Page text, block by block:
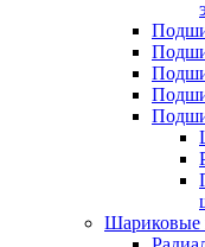
Шариковые